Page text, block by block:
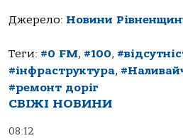
Джерело: Новини
Теги: #0 FM, #100,
#інфраструктура,
#ремонт доріг
СВІЖІ НОВИНИ
08:12